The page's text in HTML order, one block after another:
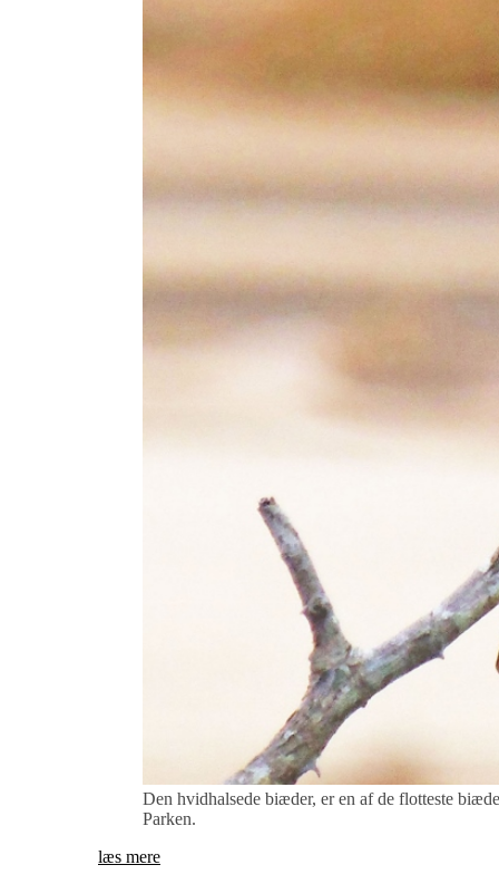
Den hvidhalsede biæder, er en af de flotteste
Parken.
læs mere